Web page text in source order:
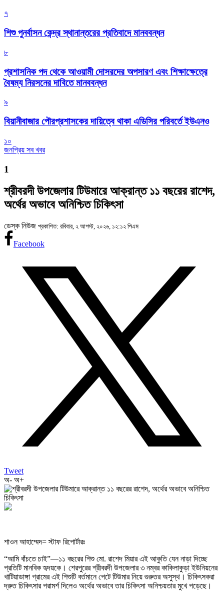
৭
শিশু পুনর্বাসন কেন্দ্র স্থানান্তরের প্রতিবাদে মানববন্ধন
৮
প্রশাসনিক পদ থেকে আওয়ামী দোসরদের অপসারণ এবং শিক্ষাক্ষেত্রে
বৈষম্য নিরসনের দাবিতে মানববন্ধন
৯
বিয়ানীবাজার পৌরপ্রশাসকের দায়িত্বে থাকা এডিসির পরিবর্তে ইউএনও
১০
জনপ্রিয় সব খবর
1
শ্রীবরদী উপজেলার টিউমারে আক্রান্ত ১১ বছরের রাশেদ,
অর্থের অভাবে অনিশ্চিত চিকিৎসা
ডেস্ক নিউজ প্রকাশিত: রবিবার, ২ আগস্ট, ২০২৬, ১২:১২ পিএম
Facebook
Tweet
অ- অ+
শাওন আহাম্মেদ= স্টাফ রিপোর্টারঃ
“আমি বাঁচতে চাই”—১১ বছরের শিশু মো. রাশেদ মিয়ার এই আকুতি যেন নাড়া দিচ্ছে
প্রতিটি মানবিক হৃদয়কে। শেরপুরের শ্রীবরদী উপজেলার ৩ নম্বর কাকিলাকুড়া ইউনিয়নের
খাটিয়াডাঙ্গা গ্রামের এই শিশুটি বর্তমানে পেটে টিউমার নিয়ে গুরুতর অসুস্থ। চিকিৎসকরা
দ্রুত চিকিৎসার পরামর্শ দিলেও অর্থের অভাবে তার চিকিৎসা অনিশ্চয়তার মুখে পড়েছে।